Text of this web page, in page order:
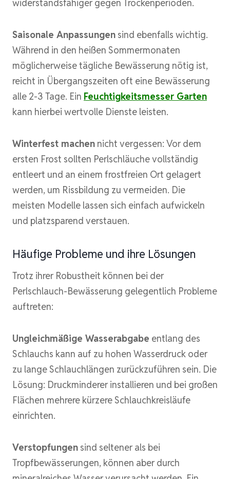
widerstandsfähiger gegen Trockenperioden.
Saisonale Anpassungen sind ebenfalls wichtig.
Während in den heißen Sommermonaten
möglicherweise tägliche Bewässerung nötig ist,
reicht in Übergangszeiten oft eine Bewässerung
alle 2-3 Tage. Ein Feuchtigkeitsmesser Garten
kann hierbei wertvolle Dienste leisten.
Winterfest machen nicht vergessen: Vor dem
ersten Frost sollten Perlschläuche vollständig
entleert und an einem frostfreien Ort gelagert
werden, um Rissbildung zu vermeiden. Die
meisten Modelle lassen sich einfach aufwickeln
und platzsparend verstauen.
Häufige Probleme und ihre Lösungen
Trotz ihrer Robustheit können bei der
Perlschlauch-Bewässerung gelegentlich Probleme
auftreten:
Ungleichmäßige Wasserabgabe entlang des
Schlauchs kann auf zu hohen Wasserdruck oder
zu lange Schlauchlängen zurückzuführen sein. Die
Lösung: Druckminderer installieren und bei großen
Flächen mehrere kürzere Schlauchkreisläufe
einrichten.
Verstopfungen sind seltener als bei
Tropfbewässerungen, können aber durch